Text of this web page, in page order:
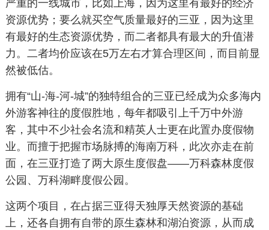
严重的一线城市，比如上海，因为这里有最好的经济
资源优势；要么就买空气质量最好的三亚，因为这里
有最好的生态资源优势，而二者都具有最大的升值潜
力。二者均价应该在5万左右才算合理区间，而目前显
然被低估。
拥有“山-海-河-城”的独特组合的三亚已经成为众多海内
外游客神往的度假胜地，每年都吸引上千万中外游
客，其中不少社会名流和精英人士更在此置办度假物
业。而擅于把握市场脉搏的海南万科，此次亦走在前
面，在三亚打造了两大原生度假盘——万科森林度假
公园、万科湖畔度假公园。
这两个项目，在占据三亚得天独厚天然资源的基础
上，还各自拥有自带的原生森林和湖泊资源，从而成